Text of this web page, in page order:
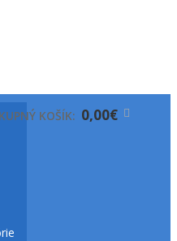
KOŠÍK: 0,00€